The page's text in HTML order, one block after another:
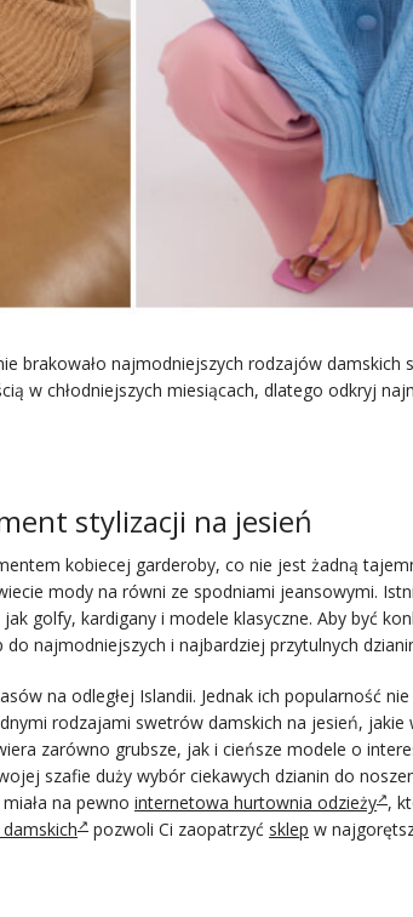
brakowało najmodniejszych rodzajów damskich
w chłodniejszych miesiącach, dlatego odkryj
stylizacji na jesień
kobiecej garderoby, co nie jest żadną
mody na równi ze spodniami jeansowymi.
golfy, kardigany i modele klasyczne. Aby być
najmodniejszych i najbardziej przytulnych
na odległej Islandii. Jednak ich popularność
rodzajami swetrów damskich na jesień,
zarówno grubsze, jak i cieńsze modele o
szafie duży wybór ciekawych dzianin do
na pewno internetowa hurtownia odzieży ,
pozwoli Ci zaopatrzyć sklep w